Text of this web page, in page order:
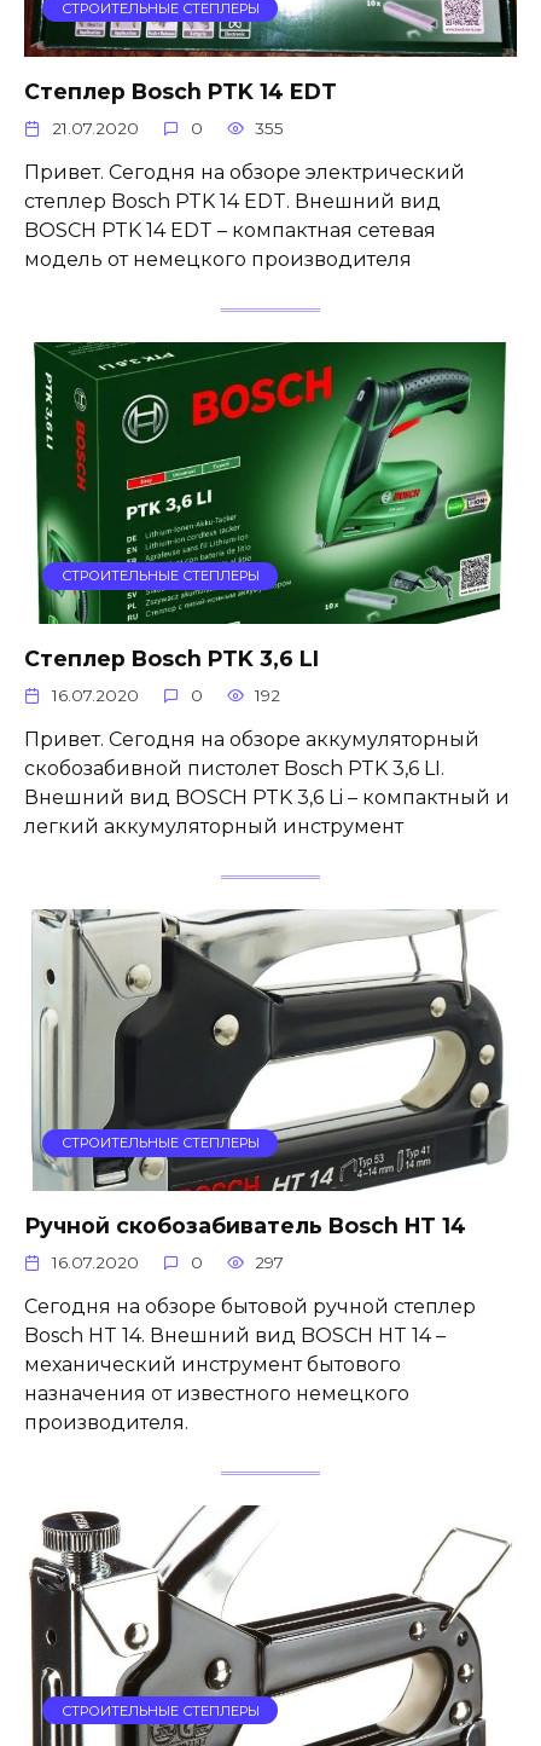
СТРОИТЕЛЬНЫЕ СТЕПЛЕРЫ
Степлер Bosch PTK 14 EDT
21.07.2020 0 355
Привет. Сегодня на обзоре электрический
степлер Bosch PTK 14 EDT. Внешний вид
BOSCH PTK 14 EDT – компактная сетевая
модель от немецкого производителя
СТРОИТЕЛЬНЫЕ СТЕПЛЕРЫ
Степлер Bosch PTK 3,6 LI
16.07.2020 0 192
Привет. Сегодня на обзоре аккумуляторный
скобозабивной пистолет Bosch PTK 3,6 LI.
Внешний вид BOSCH PTK 3,6 Li – компактный и
легкий аккумуляторный инструмент
СТРОИТЕЛЬНЫЕ СТЕПЛЕРЫ
Ручной скобозабиватель Bosch HT 14
16.07.2020 0 297
Сегодня на обзоре бытовой ручной степлер
Bosch HT 14. Внешний вид BOSCH HT 14 –
механический инструмент бытового
назначения от известного немецкого
производителя.
СТРОИТЕЛЬНЫЕ СТЕПЛЕРЫ